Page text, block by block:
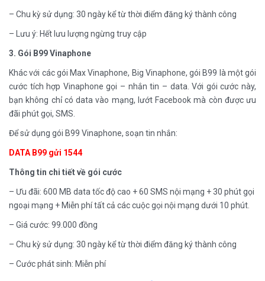
– Chu kỳ sử dụng: 30 ngày kể từ thời điểm đăng ký thành công
– Lưu ý: Hết lưu lượng ngừng truy cập
3. Gói B99 Vinaphone
Khác với các gói Max Vinaphone, Big Vinaphone, gói B99 là một gói
cước tích hợp Vinaphone gọi – nhắn tin – data. Với gói cước này,
bạn không chỉ có data vào mạng, lướt Facebook mà còn được ưu
đãi phút gọi, SMS.
Để sử dụng gói B99 Vinaphone, soạn tin nhắn:
DATA B99 gửi 1544
Thông tin chi tiết về gói cước
– Ưu đãi: 600 MB data tốc độ cao + 60 SMS nội mạng + 30 phút gọi
ngoại mạng + Miễn phí tất cả các cuộc gọi nội mạng dưới 10 phút.
– Giá cước: 99.000 đồng
– Chu kỳ sử dụng: 30 ngày kể từ thời điểm đăng ký thành công
– Cước phát sinh: Miễn phí